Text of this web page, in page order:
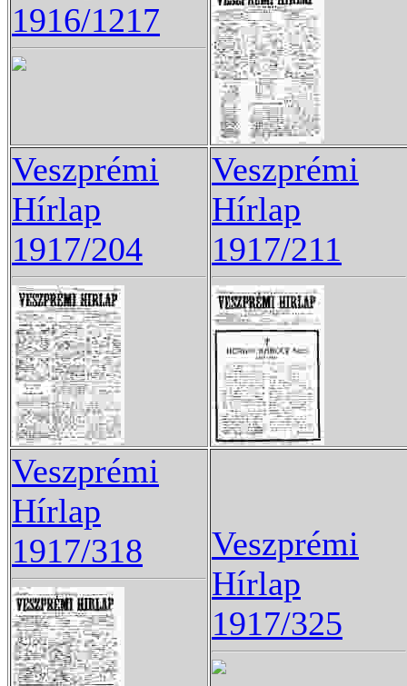
1916/1217
Veszprémi
Hírlap
1917/204
Veszprémi
Hírlap
1917/211
Veszprémi
Hírlap
1917/318
Veszprémi
Hírlap
1917/325